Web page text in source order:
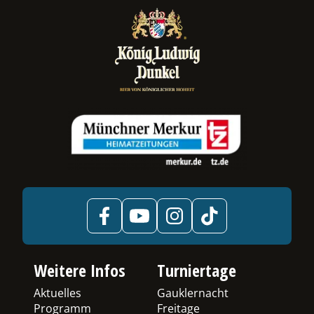
Weitere Infos
Aktuelles
Programm
Turniertage
Gauklernacht
Freitage